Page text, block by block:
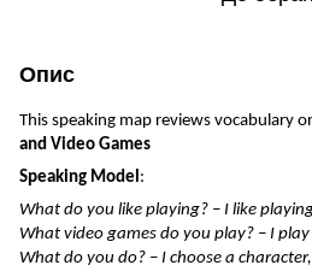
Опис
This speaking map reviews vocabulary
and Video Games
Speaking Model :
What do you like playing? – I like
What video games do you play? – I
What do you do? – I choose a